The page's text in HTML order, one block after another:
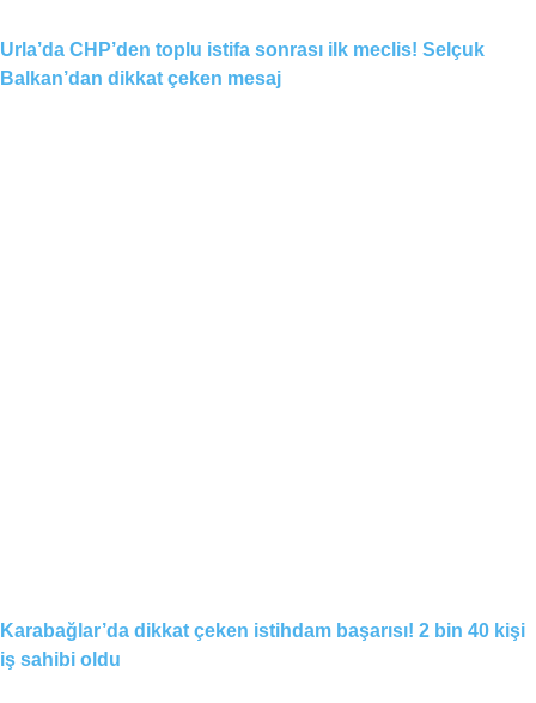
Urla’da CHP’den toplu istifa sonrası ilk meclis! Selçuk
Balkan’dan dikkat çeken mesaj
Karabağlar’da dikkat çeken istihdam başarısı! 2 bin 40 kişi
iş sahibi oldu